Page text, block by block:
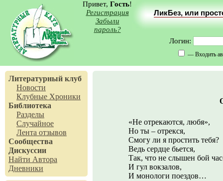
Привет, Гость!
Регистрация
Забыли
пароль?
ЛикБез, или
Логин:
— Входить
Литературный клуб
Новости
Клубные Хроники
Библиотека
Разделы
Случайное
Лента отзывов
Сообщества
Дискуссии
Найти Автора
Дневники
«Не отрекаются, любя»,
Но ты – отрекся,
Смогу ли я простить тебя?
Ведь сердце бьется,
Так, что не слышен бой
И гул вокзалов,
И монологи поездов…